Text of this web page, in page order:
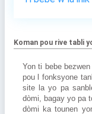
Koman pou rive tabli
Yon ti bebe
pou l fonksyone
site la yo pa
dòmi, bagay yo pa
dòmi ka tounen